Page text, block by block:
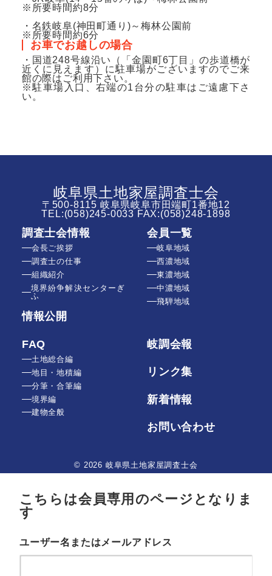
※所要時間約8分
・名鉄岐阜(神田町通り)～梅林公園前
※所要時間約6分
お車でお越しの場合
・国道248号線沿い（「金園町6丁目」の歩道橋が
近くに見えます）に駐車場がございますのでご来
館の際はご利用下さい。
※駐車場入口、右端の1台分の駐車はご遠慮下さ
い。
岐阜県土地家屋調査士会
〒500-8115 岐阜県岐阜市田端町1番地12
TEL:(058)245-0033 FAX:(058)248-1898
調査士会情報
会長ご挨拶
調査士の仕事
組織紹介
境界紛争解決センターぎ
ふ
情報公開
FAQ
土地総合編
地目・地積編
分筆・合筆編
境界編
建物全般
会員一覧
岐阜地域
西濃地域
東濃地域
中濃地域
飛騨地域
岐調会報
リンク集
新着情報
お問い合わせ
© 2026 岐阜県土地家屋調査士会
こちらは会員専用のページとなりま
す
ユーザー名またはメールアドレス